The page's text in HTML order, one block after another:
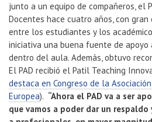
junto a un equipo de compañeros, el
Docentes hace cuatro años, con
entre los estudiantes y los
iniciativa una buena fuente de apoyo
dentro del aula. Además, obtuvo
El PAD recibió el Patil Teaching
destaca en Congreso de la
Europea). “Ahora el PAD va a ser
que vamos a poder dar un